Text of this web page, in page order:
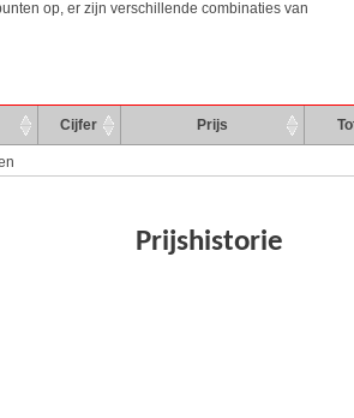
op, er zijn verschillende combinaties van
Cijfer Prijs